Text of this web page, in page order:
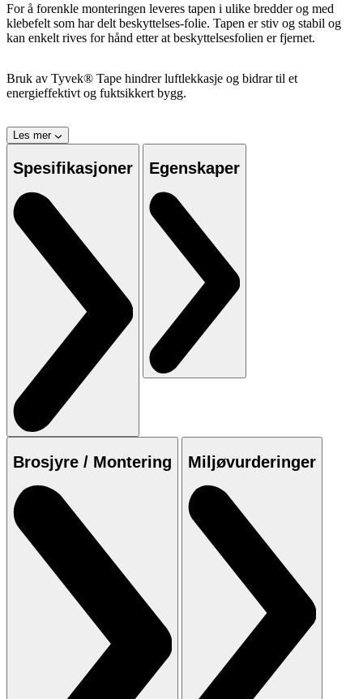
For å forenkle monteringen leveres tapen i ulike bredder og med
klebefelt som har delt beskyttelses-folie. Tapen er stiv og stabil og
kan enkelt rives for hånd etter at beskyttelsesfolien er fjernet.
Bruk av Tyvek® Tape hindrer luftlekkasje og bidrar til et
energieffektivt og fuktsikkert bygg.
Les mer
Spesifikasjoner Egenskaper
Brosjyre / Montering Miljøvurderinger